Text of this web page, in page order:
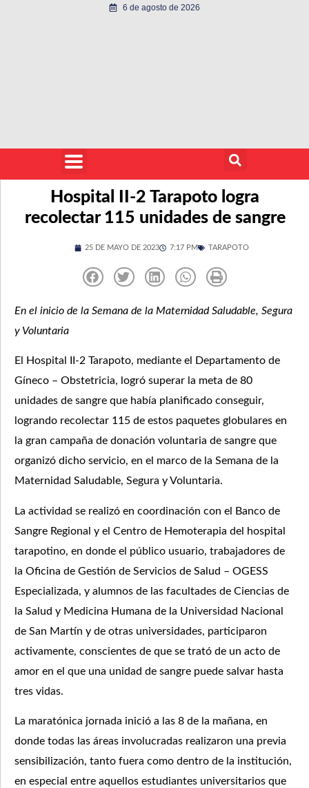
6 de agosto de 2026
Hospital II-2 Tarapoto logra
recolectar 115 unidades de sangre
25 DE MAYO DE 2023 7:17 PM TARAPOTO
En el inicio de la Semana de la Maternidad Saludable, Segura
y Voluntaria
El Hospital II-2 Tarapoto, mediante el Departamento de
Gíneco – Obstetricia, logró superar la meta de 80
unidades de sangre que había planificado conseguir,
logrando recolectar 115 de estos paquetes globulares en
la gran campaña de donación voluntaria de sangre que
organizó dicho servicio, en el marco de la Semana de la
Maternidad Saludable, Segura y Voluntaria.
La actividad se realizó en coordinación con el Banco de
Sangre Regional y el Centro de Hemoterapia del hospital
tarapotino, en donde el público usuario, trabajadores de
la Oficina de Gestión de Servicios de Salud – OGESS
Especializada, y alumnos de las facultades de Ciencias de
la Salud y Medicina Humana de la Universidad Nacional
de San Martín y de otras universidades, participaron
activamente, conscientes de que se trató de un acto de
amor en el que una unidad de sangre puede salvar hasta
tres vidas.
La maratónica jornada inició a las 8 de la mañana, en
donde todas las áreas involucradas realizaron una previa
sensibilización, tanto fuera como dentro de la institución,
en especial entre aquellos estudiantes universitarios que